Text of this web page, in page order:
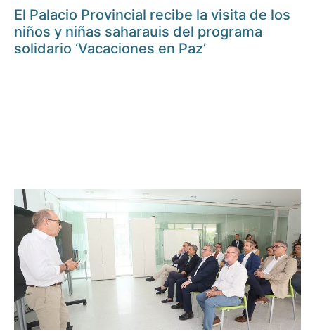
El Palacio Provincial recibe la visita de los
niños y niñas saharauis del programa
solidario ‘Vacaciones en Paz’